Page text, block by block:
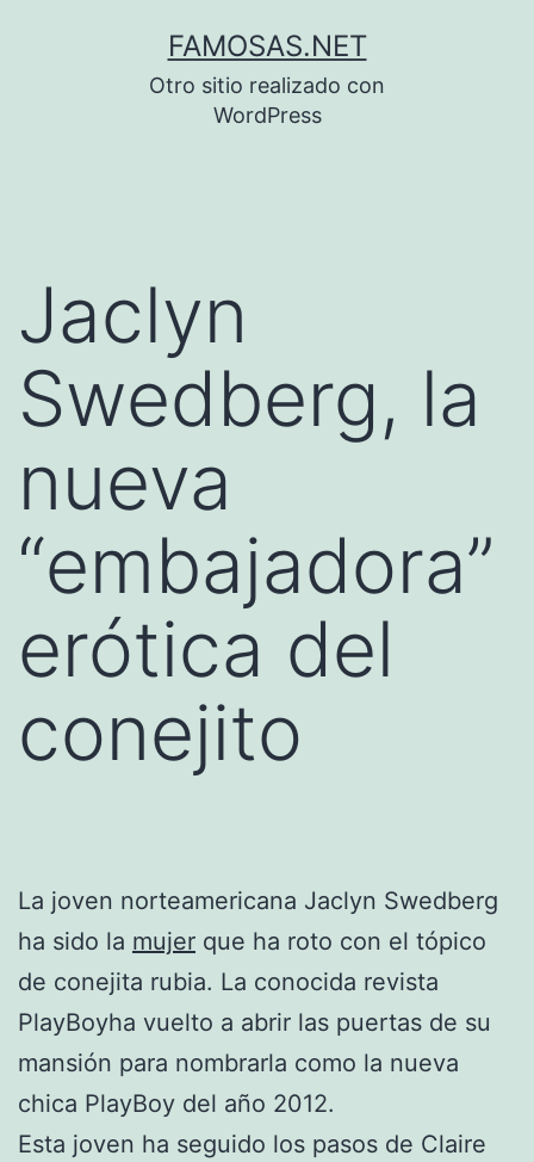
FAMOSAS.NET
Otro sitio realizado con
WordPress
Jaclyn
Swedberg, la
nueva
“embajadora”
erótica del
conejito
La joven norteamericana Jaclyn Swedberg
ha sido la mujer que ha roto con el tópico
de conejita rubia. La conocida revista
PlayBoyha vuelto a abrir las puertas de su
mansión para nombrarla como la nueva
chica PlayBoy del año 2012.
Esta joven ha seguido los pasos de Claire